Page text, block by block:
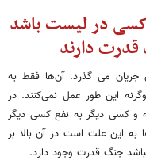
کسی در لیست باشد
دارند
جریان می گذرد. آن‌ها فقط به
این طور عمل نمی‌کنند. در
و کسی دیگر به نفع کسی دیگر
به این علت است در آن بالا بر
جنگ قدرت وجود دارد.